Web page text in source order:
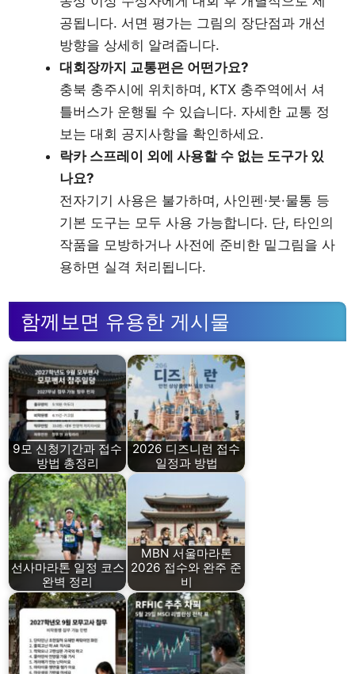
공됩니다. 서면 평가는 그림의 장단점과 개선
방향을 상세히 알려줍니다.
대회장까지 교통편은 어떤가요?
충북 충주시에 위치하며, KTX 충주역에서 셔
틀버스가 운행될 수 있습니다. 자세한 교통 정
보는 대회 공지사항을 확인하세요.
락카 스프레이 외에 사용할 수 없는 도구가 있
나요?
전자기기 사용은 불가하며, 사인펜·붓·물통 등
기본 도구는 모두 사용 가능합니다. 단, 타인의
작품을 모방하거나 사전에 준비한 밑그림을 사
용하면 실격 처리됩니다.
함께보면 유용한 게시물
9모 신청기간과 접수
방법 총정리
2026 디즈니런 접수
일정과 방법
선사마라톤 일정 코스
완벽 정리
MBN 서울마라톤
2026 접수와 완주 준
비